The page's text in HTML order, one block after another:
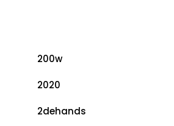
200w
2020
2dehands